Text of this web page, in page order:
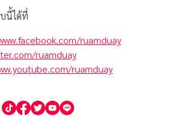
นี้ได้ที่
ruamduay
ruamduay
ruamduay